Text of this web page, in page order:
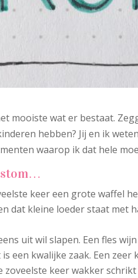
mooiste wat er bestaat.
hebben? Jij en ik
waarop ik dat hele
stom…
keer een grote waffel
dat kleine loeder staat met
uit wil slapen. Een fles
een kwalijke zaak. Een zeer
zoveelste keer wakker